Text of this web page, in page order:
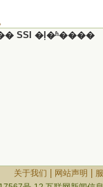
SSI �ļ�ʱ����
关于我们 网站声明